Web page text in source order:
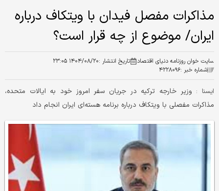
مذاکرات مفصل فیدان با ویتکاف درباره
ایران/ موضوع از چه قرار است؟
سایت خوان روزنامه دنیای اقتصاد تاریخ انتشار :۱۴۰۴/۰۸/۲۰ ۲۳:۰۵
شماره خبر :۴۲۲۸۰۹۶
ايسنا : وزیر خارجه ترکیه در جریان سفر امروز خود به ایالات متحده،
مذاکرات مفصلی با ویتکاف درباره برنامه هسته‌ای ایران انجام داد